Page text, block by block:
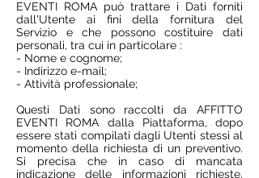
EVENTI ROMA può trattare i Dati forniti
dall'Utente ai fini della fornitura del
Servizio e che possono costituire dati
personali, tra cui in particolare :
- Nome e cognome;
- Indirizzo e-mail;
- Attività professionale;
Questi Dati sono raccolti da AFFITTO
EVENTI ROMA dalla Piattaforma, dopo
essere stati compilati dagli Utenti stessi al
momento della richiesta di un preventivo.
Si precisa che in caso di mancata
indicazione delle informazioni richieste,